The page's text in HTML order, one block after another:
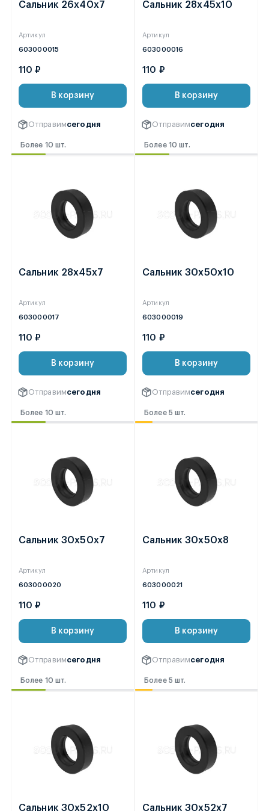
Сальник 26х40х7
Артикул
603000015
110 ₽
В корзину
Отправимсегодня
Более 10 шт.
Сальник 28х45х10
Артикул
603000016
110 ₽
В корзину
Отправимсегодня
Более 10 шт.
Сальник 28х45х7
Артикул
603000017
110 ₽
В корзину
Отправимсегодня
Более 10 шт.
Сальник 30х50х10
Артикул
603000019
110 ₽
В корзину
Отправимсегодня
Более 5 шт.
Сальник 30х50х7
Артикул
603000020
110 ₽
В корзину
Отправимсегодня
Более 10 шт.
Сальник 30х50х8
Артикул
603000021
110 ₽
В корзину
Отправимсегодня
Более 5 шт.
Сальник 30х52х10 Сальник 30х52х7